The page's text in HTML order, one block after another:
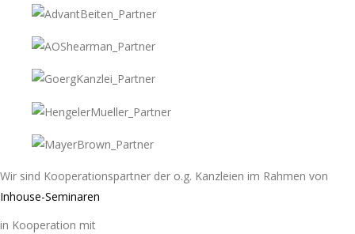
Wir sind Kooperationspartner der o.g. Kanzleien im Rahmen von
Inhouse-Seminaren
in Kooperation mit